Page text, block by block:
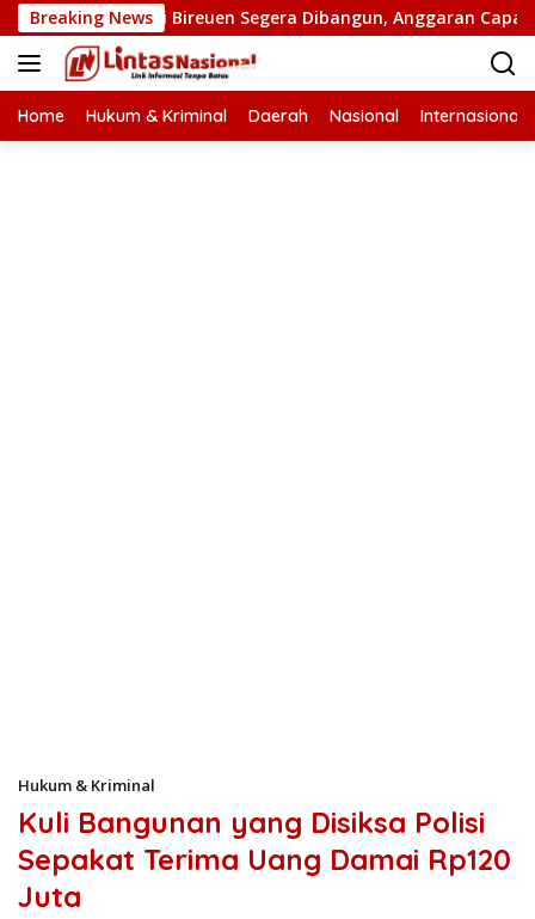
Langsung
ke
konten
Breaking News
Putus di Bireuen Segera Dibangun, Anggaran Capai 500 M
Home Hukum & Kriminal Daerah Nasional Internasional
Hukum & Kriminal
Kuli Bangunan yang Disiksa Polisi
Sepakat Terima Uang Damai Rp120
Juta